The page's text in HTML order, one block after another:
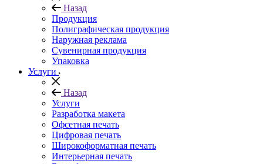
Назад
Продукция
Полиграфическая продукция
Наружная реклама
Сувенирная продукция
Упаковка
Услуги
Назад
Услуги
Разработка макета
Офсетная печать
Цифровая печать
Широкоформатная печать
Интерьерная печать